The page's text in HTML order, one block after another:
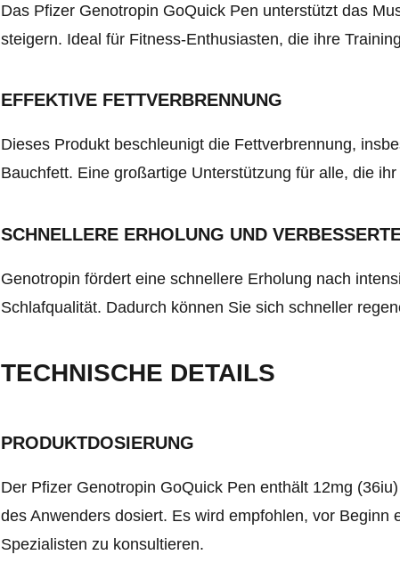
Das Pfizer Genotropin GoQuick Pen unterstützt das
steigern. Ideal für Fitness-Enthusiasten, die ihre
EFFEKTIVE FETTVERBRENNUNG
Dieses Produkt beschleunigt die Fettverbrennung,
Bauchfett. Eine großartige Unterstützung für alle, die
SCHNELLERE ERHOLUNG UND
Genotropin fördert eine schnellere Erholung nach
Schlafqualität. Dadurch können Sie sich schneller
TECHNISCHE DETAILS
PRODUKTDOSIERUNG
Der Pfizer Genotropin GoQuick Pen enthält 12mg
des Anwenders dosiert. Es wird empfohlen, vor Beginn
Spezialisten zu konsultieren.